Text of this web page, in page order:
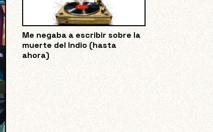
Me negaba a escribir sobre la
muerte del Indio (hasta
ahora)